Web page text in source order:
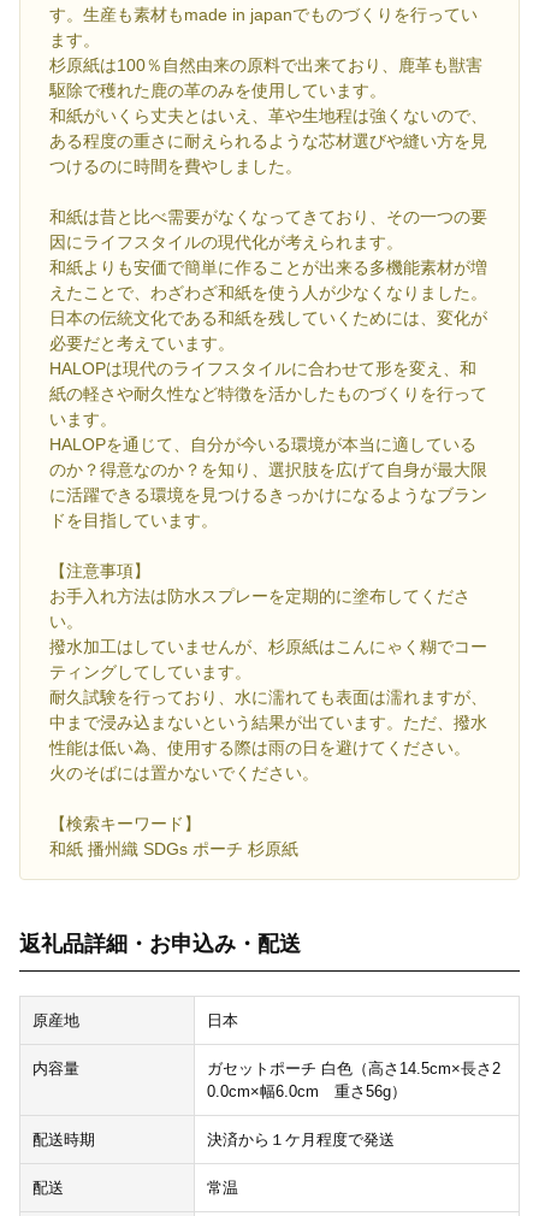
す。生産も素材もmade in japanでものづくりを行ってい
ます。
杉原紙は100％自然由来の原料で出来ており、鹿革も獣害
駆除で穫れた鹿の革のみを使用しています。
和紙がいくら丈夫とはいえ、革や生地程は強くないので、
ある程度の重さに耐えられるような芯材選びや縫い方を見
つけるのに時間を費やしました。
和紙は昔と比べ需要がなくなってきており、その一つの要
因にライフスタイルの現代化が考えられます。
和紙よりも安価で簡単に作ることが出来る多機能素材が増
えたことで、わざわざ和紙を使う人が少なくなりました。
日本の伝統文化である和紙を残していくためには、変化が
必要だと考えています。
HALOPは現代のライフスタイルに合わせて形を変え、和
紙の軽さや耐久性など特徴を活かしたものづくりを行って
います。
HALOPを通じて、自分が今いる環境が本当に適している
のか？得意なのか？を知り、選択肢を広げて自身が最大限
に活躍できる環境を見つけるきっかけになるようなブラン
ドを目指しています。
【注意事項】
お手入れ方法は防水スプレーを定期的に塗布してくださ
い。
撥水加工はしていませんが、杉原紙はこんにゃく糊でコー
ティングしてしています。
耐久試験を行っており、水に濡れても表面は濡れますが、
中まで浸み込まないという結果が出ています。ただ、撥水
性能は低い為、使用する際は雨の日を避けてください。
火のそばには置かないでください。
【検索キーワード】
和紙 播州織 SDGs ポーチ 杉原紙
返礼品詳細・お申込み・配送
原産地 日本
内容量
ガセットポーチ 白色（高さ14.5cm×長さ2
0.0cm×幅6.0cm 重さ56g）
配送時期 決済から１ケ月程度で発送
配送 常温